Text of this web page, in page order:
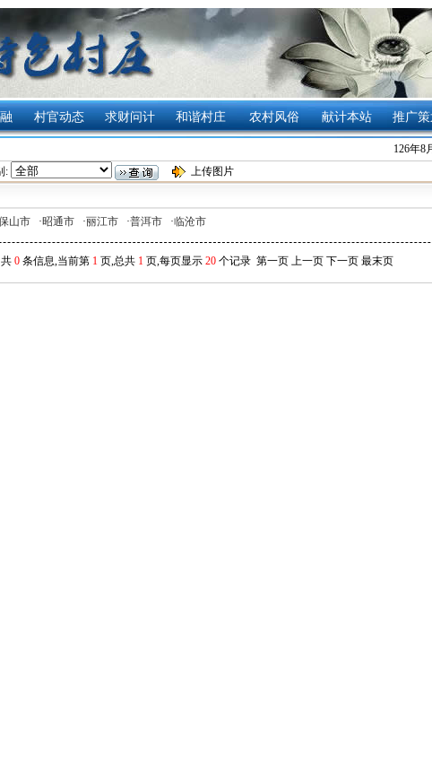
村官动态 求财问计 和谐村庄 农村风俗 献计本站 推广
126年8
:
上传图片
山市 ·昭通市 ·丽江市 ·普洱市 ·临沧市
共 0 条信息,当前第 1 页,总共 1 页,每页显示 20 个记录 第一页 上一页 下一页 最末页